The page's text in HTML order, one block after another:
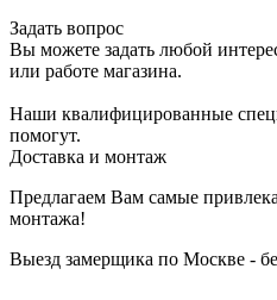
Задать вопрос
Вы можете задать любой
или работе магазина.
Наши квалифицированные
помогут.
Доставка и монтаж
Предлагаем Вам самые
монтажа!
Выезд замерщика по Москве -